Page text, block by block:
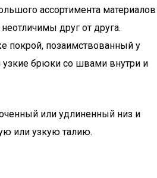
ассортимента материалов
друг от друга.
покрой, позаимствованный у
узкие брюки со швами внутри и
или удлиненный низ и
или узкую талию.